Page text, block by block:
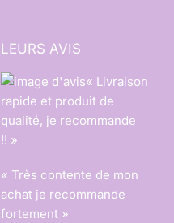
LEURS AVIS
« Livraison
rapide et produit de
qualité, je recommande
!! »
« Très contente de mon
achat je recommande
fortement »